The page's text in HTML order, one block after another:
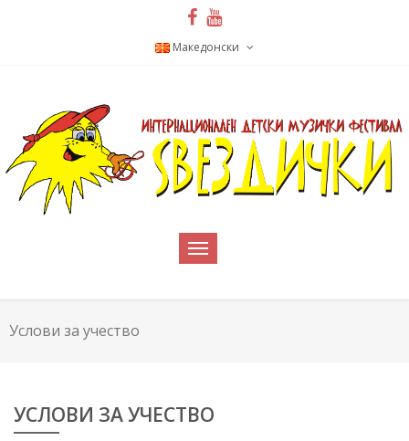
Македонски
Услови за учество
УСЛОВИ ЗА УЧЕСТВО